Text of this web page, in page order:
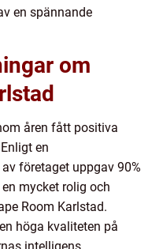
en spännande
om
åren fått positiva
en
företaget uppgav 90%
mycket rolig och
Room Karlstad.
höga kvaliteten på